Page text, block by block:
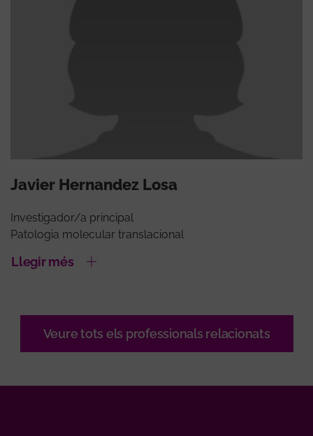
Javier Hernandez Losa
Investigador/a principal
Patologia molecular translacional
Llegir més
Veure tots els professionals relacionats